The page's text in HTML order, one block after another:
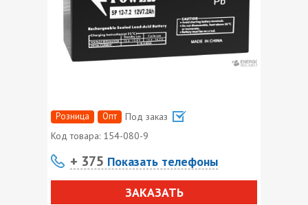
Розница Опт
Под заказ
Код товара: 154-080-9
+ 375 Показать телефоны
ЗАКАЗАТЬ